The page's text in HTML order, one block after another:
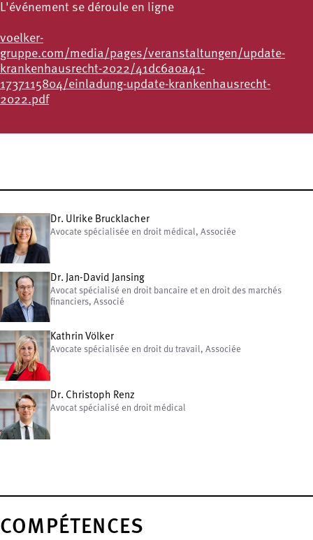
L'événement se déroule en ligne
voelker-
gruppe.com/media/pages/veranstaltungen/update-
krankenhausrecht-2022/41dc6a0a41-
1737115804/einladung-update-krankenhausrecht-
2022.pdf
Dr. Ulrike Brucklacher
Avocate spécialisée en droit médical, Associée
Dr. Jan-David Jansing
Avocat spécialisé en droit bancaire et en droit des marchés
financiers, Associé
Kathrin Völker
Avocate spécialisée en droit du travail, Associée
Dr. Christoph Renz
Avocat spécialisé en droit médical
COMPÉTENCES